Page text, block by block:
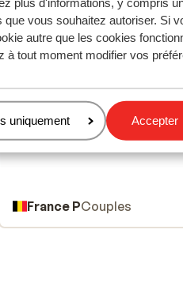
plus d'informations, y compris
que vous souhaitez autoriser. Si
autre que les cookies
à tout moment modifier vos
uniquement Accepter
Privilégier une chambre au
Privilégier une chambre au
France PCouples